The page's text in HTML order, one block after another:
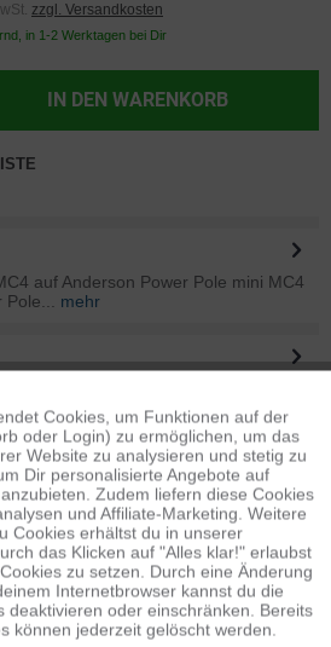
zzgl. Versandkosten
in 1-2 Werktagen bei Dir
IN DEN WARENKORB
auf Anderson Power Pole mini MC4
mehr
ähnlich ...mehr
Aktiv
Inaktiv
Inaktiv
Inaktiv
Cookies, um Funktionen auf der
oder Login) zu ermöglichen, um das
Website zu analysieren und stetig zu
Dir personalisierte Angebote auf
Zudem liefern diese Cookies
und Affiliate-Marketing. Weitere
Cookies erhältst du in unserer
das Klicken auf "Alles klar!" erlaubst
zu setzen. Durch eine Änderung
Internetbrowser kannst du die
deaktivieren oder einschränken. Bereits
können jederzeit gelöscht werden.